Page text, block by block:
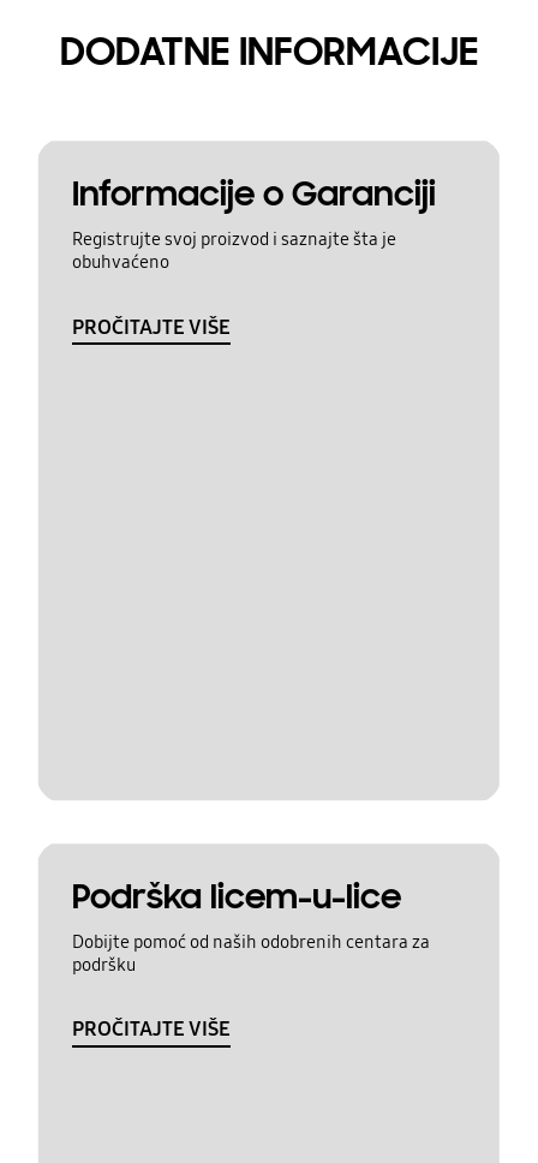
DODATNE INFORMACIJE
Informacije o Garanciji
Registrujte svoj proizvod i saznajte šta je
obuhvaćeno
PROČITAJTE VIŠE
Podrška licem-u-lice
Dobijte pomoć od naših odobrenih centara za
podršku
PROČITAJTE VIŠE